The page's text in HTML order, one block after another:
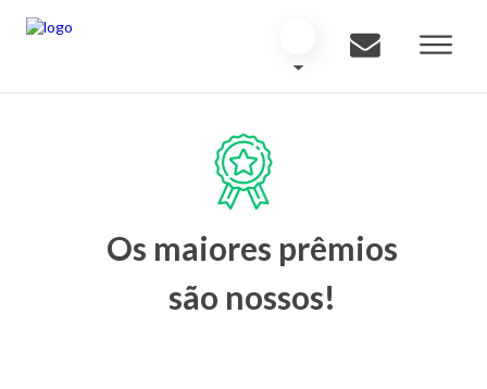
Os maiores prêmios
são nossos!